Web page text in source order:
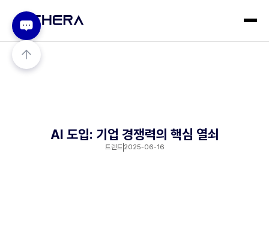
AI 도입: 기업 경쟁력의 핵심 열쇠
트렌드 2025-06-16